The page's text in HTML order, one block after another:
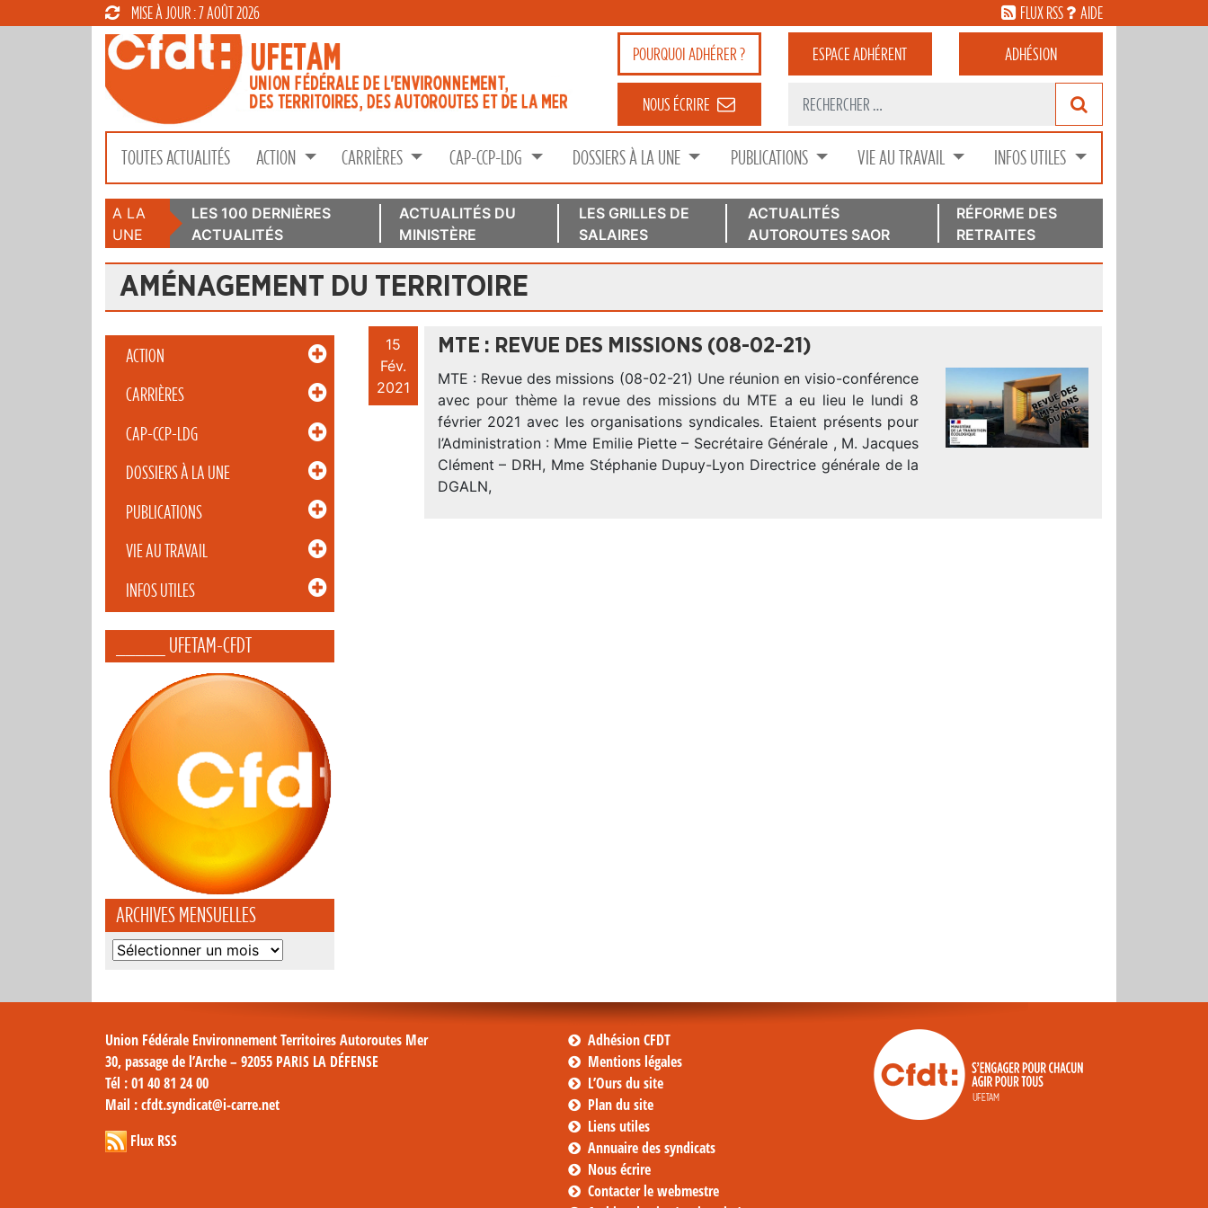
MISE À JOUR : 7 AOÛT 2026 FLUX RSS AIDE
POURQUOIADHÉRER ? ESPACEADHÉRENT ADHÉSION
NOUS ÉCRIRE
TOUTES ACTUALITÉS ACTION CARRIÈRES CAP-CCP-LDG DOSSIERS À LA UNE PUBLICATIONS VIE AU TRAVAIL INFOS UTILES
A LA
UNE
LES 100 DERNIÈRES
ACTUALITÉS
ACTUALITÉS DU
MINISTÈRE
LES GRILLES DE
SALAIRES
ACTUALITÉS
AUTOROUTES SAOR
RÉFORME DES
RETRAITES
AMÉNAGEMENT DU TERRITOIRE
ACTION
CARRIÈRES
CAP-CCP-LDG
DOSSIERS À LA UNE
PUBLICATIONS
VIE AU TRAVAIL
INFOS UTILES
_____ UFETAM-CFDT
ARCHIVES MENSUELLES
Archives
15
Fév.
2021
MTE : REVUE DES MISSIONS (08-02-21)
MTE : Revue des missions (08-02-21) Une réunion en visio-conférence
avec pour thème la revue des missions du MTE a eu lieu le lundi 8
février 2021 avec les organisations syndicales. Etaient présents pour
l’Administration : Mme Emilie Piette – Secrétaire Générale , M. Jacques
Clément – DRH, Mme Stéphanie Dupuy-Lyon Directrice générale de la
DGALN,
Union Fédérale Environnement Territoires Autoroutes Mer
30, passage de l’Arche – 92055 PARIS LA DÉFENSE
Tél : 01 40 81 24 00
Mail : cfdt.syndicat@i-carre.net
Flux RSS
Adhésion CFDT
Mentions légales
L’Ours du site
Plan du site
Liens utiles
Annuaire des syndicats
Nous écrire
Contacter le webmestre